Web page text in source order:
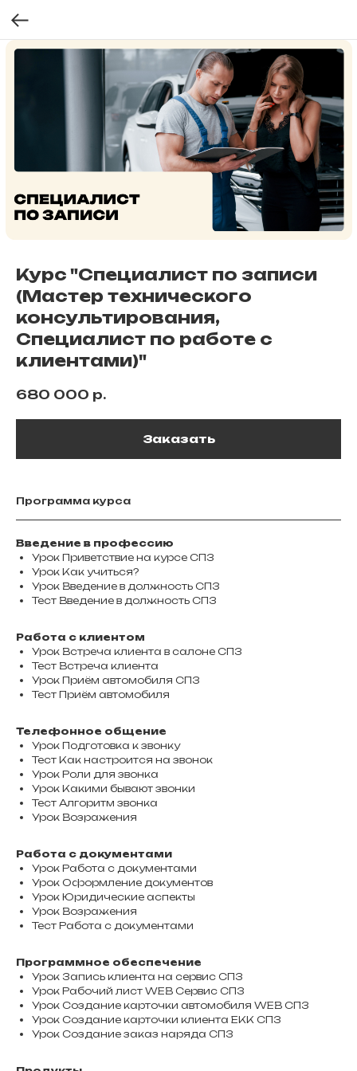
Курс "Специалист по записи
(Мастер технического
консультирования,
Специалист по работе с
клиентами)"
680 000 р.
Заказать
Программа курса
Введение в профессию
Урок Приветствие на курсе СПЗ
Урок Как учиться?
Урок Введение в должность СПЗ
Тест Введение в должность СПЗ
Работа с клиентом
Урок Встреча клиента в салоне СПЗ
Тест Встреча клиента
Урок Приём автомобиля СПЗ
Тест Приём автомобиля
Телефонное общение
Урок Подготовка к звонку
Тест Как настроится на звонок
Урок Роли для звонка
Урок Какими бывают звонки
Тест Алгоритм звонка
Урок Возражения
Работа с документами
Урок Работа с документами
Урок Оформление документов
Урок Юридические аспекты
Урок Возражения
Тест Работа с документами
Программное обеспечение
Урок Запись клиента на сервис СПЗ
Урок Рабочий лист WEB Сервис СПЗ
Урок Создание карточки автомобиля WEB СПЗ
Урок Создание карточки клиента ЕКК СПЗ
Урок Создание заказ наряда СПЗ